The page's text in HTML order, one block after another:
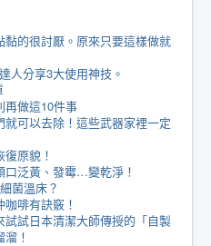
的很討厭。原來只要這樣做就
人分享3大使用神技。
再做這10件事
可以去除！這些武器家裡一定
原貌！
口泛黃、發霉…變乾淨！
菌溫床？
啡有訣竅！
試日本清潔大師傳授的「自製
！